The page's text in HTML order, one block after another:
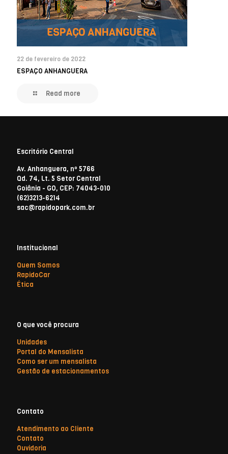
22 de fevereiro de 2022
ESPAÇO ANHANGUERA
Read more
Escritório Central
Av. Anhanguera, nº 5766
Qd. 74, Lt. 5 Setor Central
Goiânia - GO, CEP: 74043-010
(62)3213-6214
sac@rapidopark.com.br
Institucional
Quem Somos
RapidoCar
Ética
O que você procura
Unidades
Portal do Mensalista
Como ser um mensalista
Gestão de estacionamentos
Contato
Atendimento ao Cliente
Contato
Ouvidoria